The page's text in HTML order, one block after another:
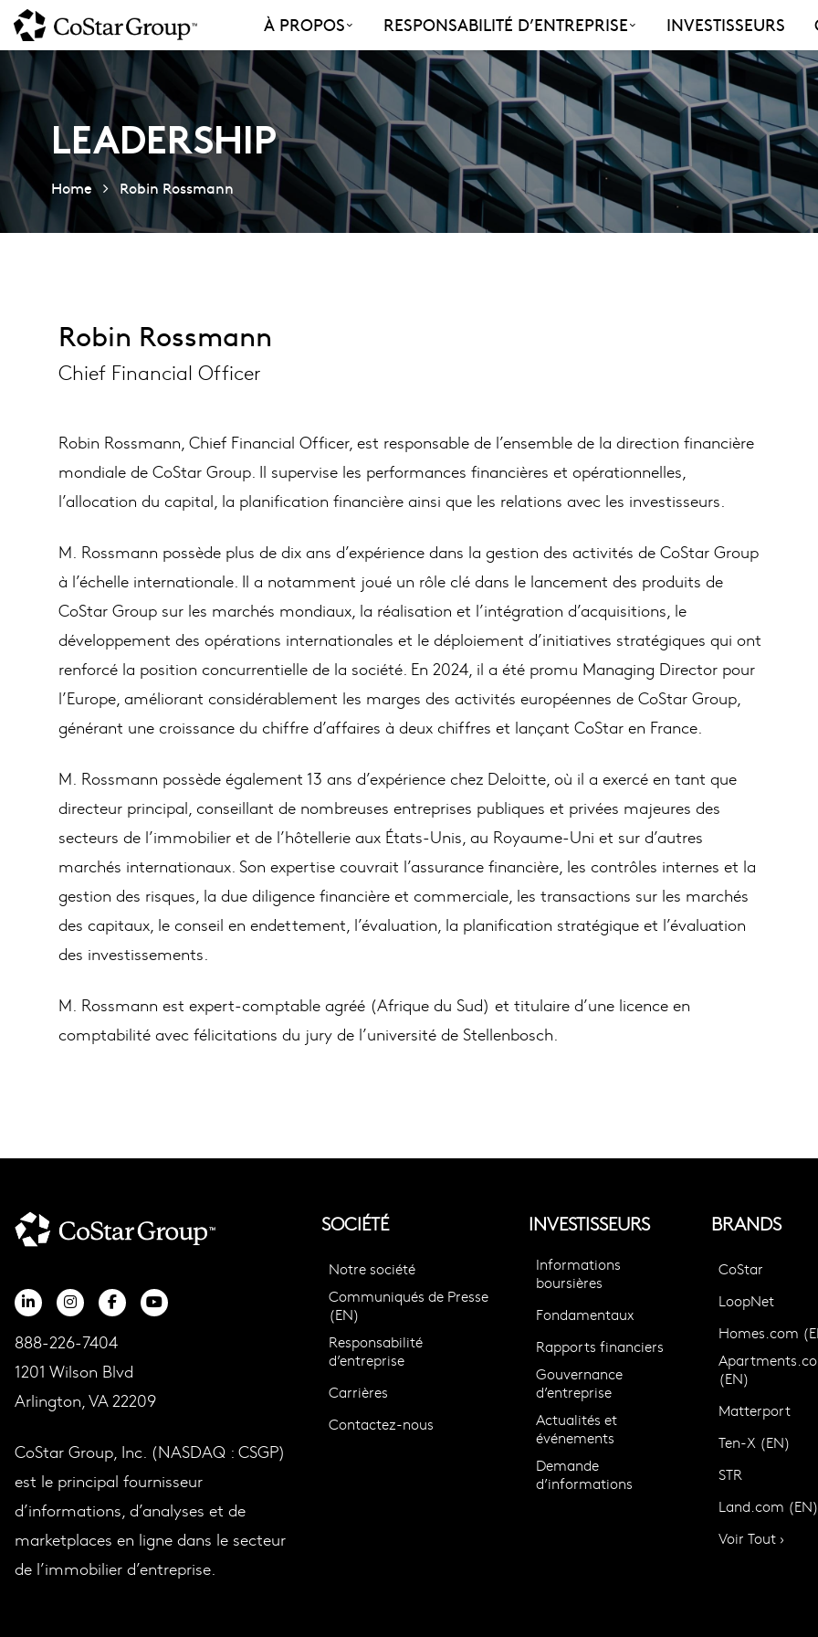
Skip
main
content
À PROPOS RESPONSABILITÉ D’ENTREPRISE INVESTISSEURS
LEADERSHIP
Home Robin Rossmann
Robin Rossmann
Chief Financial Officer
Robin Rossmann, Chief Financial Officer, est responsable de l’ensemble de la direction financière
mondiale de CoStar Group. Il supervise les performances financières et opérationnelles,
l’allocation du capital, la planification financière ainsi que les relations avec les investisseurs.
M. Rossmann possède plus de dix ans d’expérience dans la gestion des activités de CoStar Group
à l’échelle internationale. Il a notamment joué un rôle clé dans le lancement des produits de
CoStar Group sur les marchés mondiaux, la réalisation et l’intégration d’acquisitions, le
développement des opérations internationales et le déploiement d’initiatives stratégiques qui ont
renforcé la position concurrentielle de la société. En 2024, il a été promu Managing Director pour
l’Europe, améliorant considérablement les marges des activités européennes de CoStar Group,
générant une croissance du chiffre d’affaires à deux chiffres et lançant CoStar en France.
M. Rossmann possède également 13 ans d’expérience chez Deloitte, où il a exercé en tant que
directeur principal, conseillant de nombreuses entreprises publiques et privées majeures des
secteurs de l’immobilier et de l’hôtellerie aux États-Unis, au Royaume-Uni et sur d’autres
marchés internationaux. Son expertise couvrait l’assurance financière, les contrôles internes et la
gestion des risques, la due diligence financière et commerciale, les transactions sur les marchés
des capitaux, le conseil en endettement, l’évaluation, la planification stratégique et l’évaluation
des investissements.
M. Rossmann est expert-comptable agréé (Afrique du Sud) et titulaire d’une licence en
comptabilité avec félicitations du jury de l’université de Stellenbosch.
888-226-7404
1201 Wilson Blvd
Arlington, VA 22209
CoStar Group, Inc. (NASDAQ : CSGP)
est le principal fournisseur
d’informations, d’analyses et de
marketplaces en ligne dans le secteur
de l’immobilier d’entreprise.
SOCIÉTÉ
Notre société
Communiqués de Presse
(EN)
Responsabilité
d’entreprise
Carrières
Contactez-nous
INVESTISSEURS
Informations
boursières
Fondamentaux
Rapports financiers
Gouvernance
d’entreprise
Actualités et
événements
Demande
d’informations
BRANDS
CoStar
LoopNet
Homes.com
(EN)
Matterport
Ten-X (EN)
STR
Land.com (EN)
Voir Tout ›